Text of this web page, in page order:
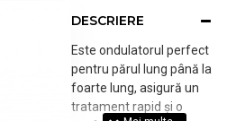
DESCRIERE
Este ondulatorul perfect
pentru părul lung până la
foarte lung, asigură un
tratament rapid și o